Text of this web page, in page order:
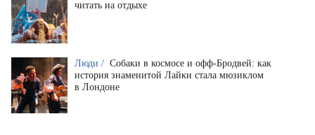
читать на отдыхе
Люди / Собаки в космосе и офф-Бродвей: как
история знаменитой Лайки стала мюзиклом
в Лондоне